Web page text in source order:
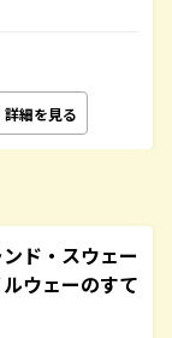
詳細を見る
ド・スウェー
ウェーのすて